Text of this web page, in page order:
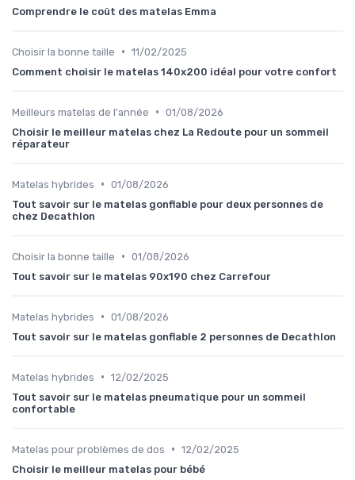
Comprendre le coût des matelas Emma
Choisir la bonne taille • 11/02/2025
Comment choisir le matelas 140x200 idéal pour votre confort
Meilleurs matelas de l'année • 01/08/2026
Choisir le meilleur matelas chez La Redoute pour un sommeil
réparateur
Matelas hybrides • 01/08/2026
Tout savoir sur le matelas gonflable pour deux personnes de
chez Decathlon
Choisir la bonne taille • 01/08/2026
Tout savoir sur le matelas 90x190 chez Carrefour
Matelas hybrides • 01/08/2026
Tout savoir sur le matelas gonflable 2 personnes de Decathlon
Matelas hybrides • 12/02/2025
Tout savoir sur le matelas pneumatique pour un sommeil
confortable
Matelas pour problèmes de dos • 12/02/2025
Choisir le meilleur matelas pour bébé